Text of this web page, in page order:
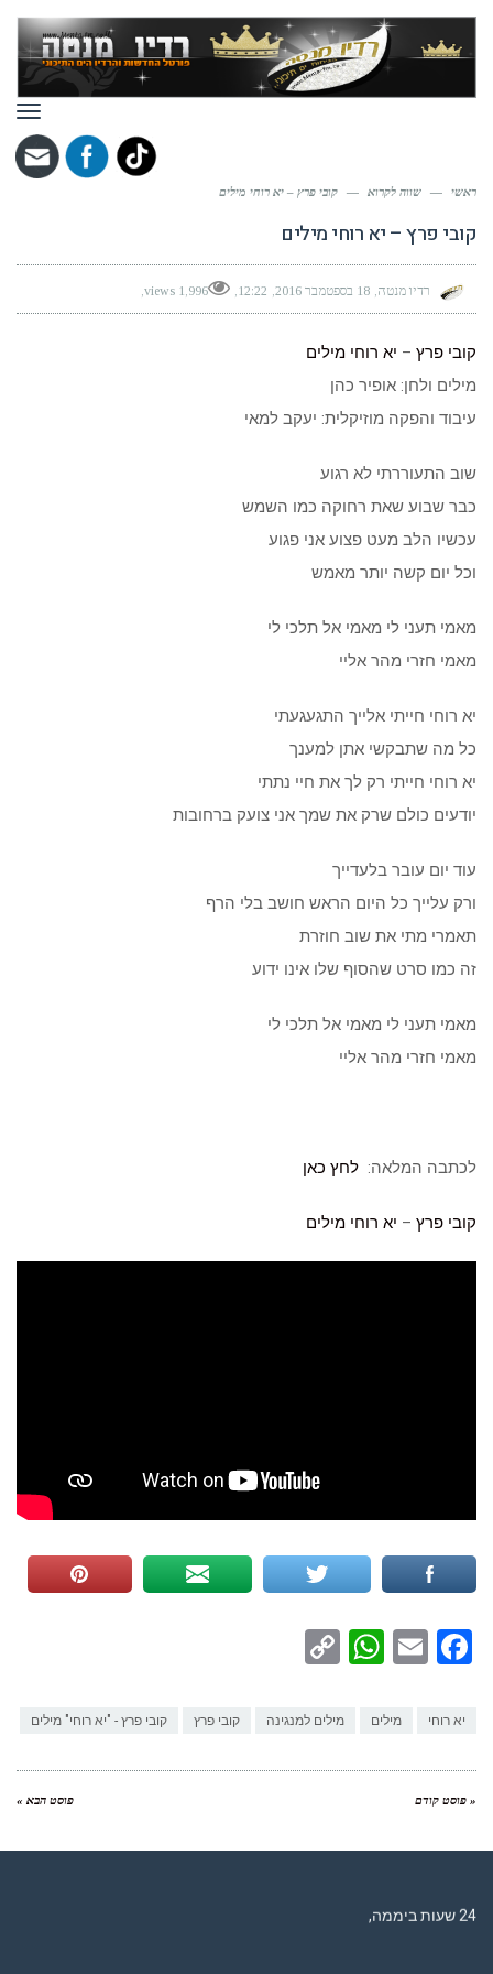
ראשי — שווה לקרוא — קובי פרץ – יא רוחי מילים
קובי פרץ – יא רוחי מילים
רדיו מנטה 18 בספטמבר 2016 12:22
1,996 views
קובי פרץ – יא רוחי מילים
מילים ולחן: אופיר כהן
עיבוד והפקה מוזיקלית: יעקב למאי
שוב התעוררתי לא רגוע
כבר שבוע שאת רחוקה כמו השמש
עכשיו הלב מעט פצוע אני פגוע
וכל יום קשה יותר מאמש
מאמי תעני לי מאמי אל תלכי לי
מאמי חזרי מהר אליי
יא רוחי חייתי אלייך התגעגעתי
כל מה שתבקשי אתן למענך
יא רוחי חייתי רק לך את חיי נתתי
יודעים כולם שרק את שמך אני צועק ברחובות
עוד יום עובר בלעדייך
ורק עלייך כל היום הראש חושב בלי הרף
תאמרי מתי את שוב חוזרת
זה כמו סרט שהסוף שלו אינו ידוע
מאמי תעני לי מאמי אל תלכי לי
מאמי חזרי מהר אליי
לכתבה המלאה: לחץ כאן
קובי פרץ – יא רוחי מילים
Facebook
Email
WhatsApp
יא רוחי מילים מילים למנגינה קובי פרץ קובי פרץ - "יא רוחי" מילים
« פוסט קודם פוסט הבא »
24 שעות ביממה,